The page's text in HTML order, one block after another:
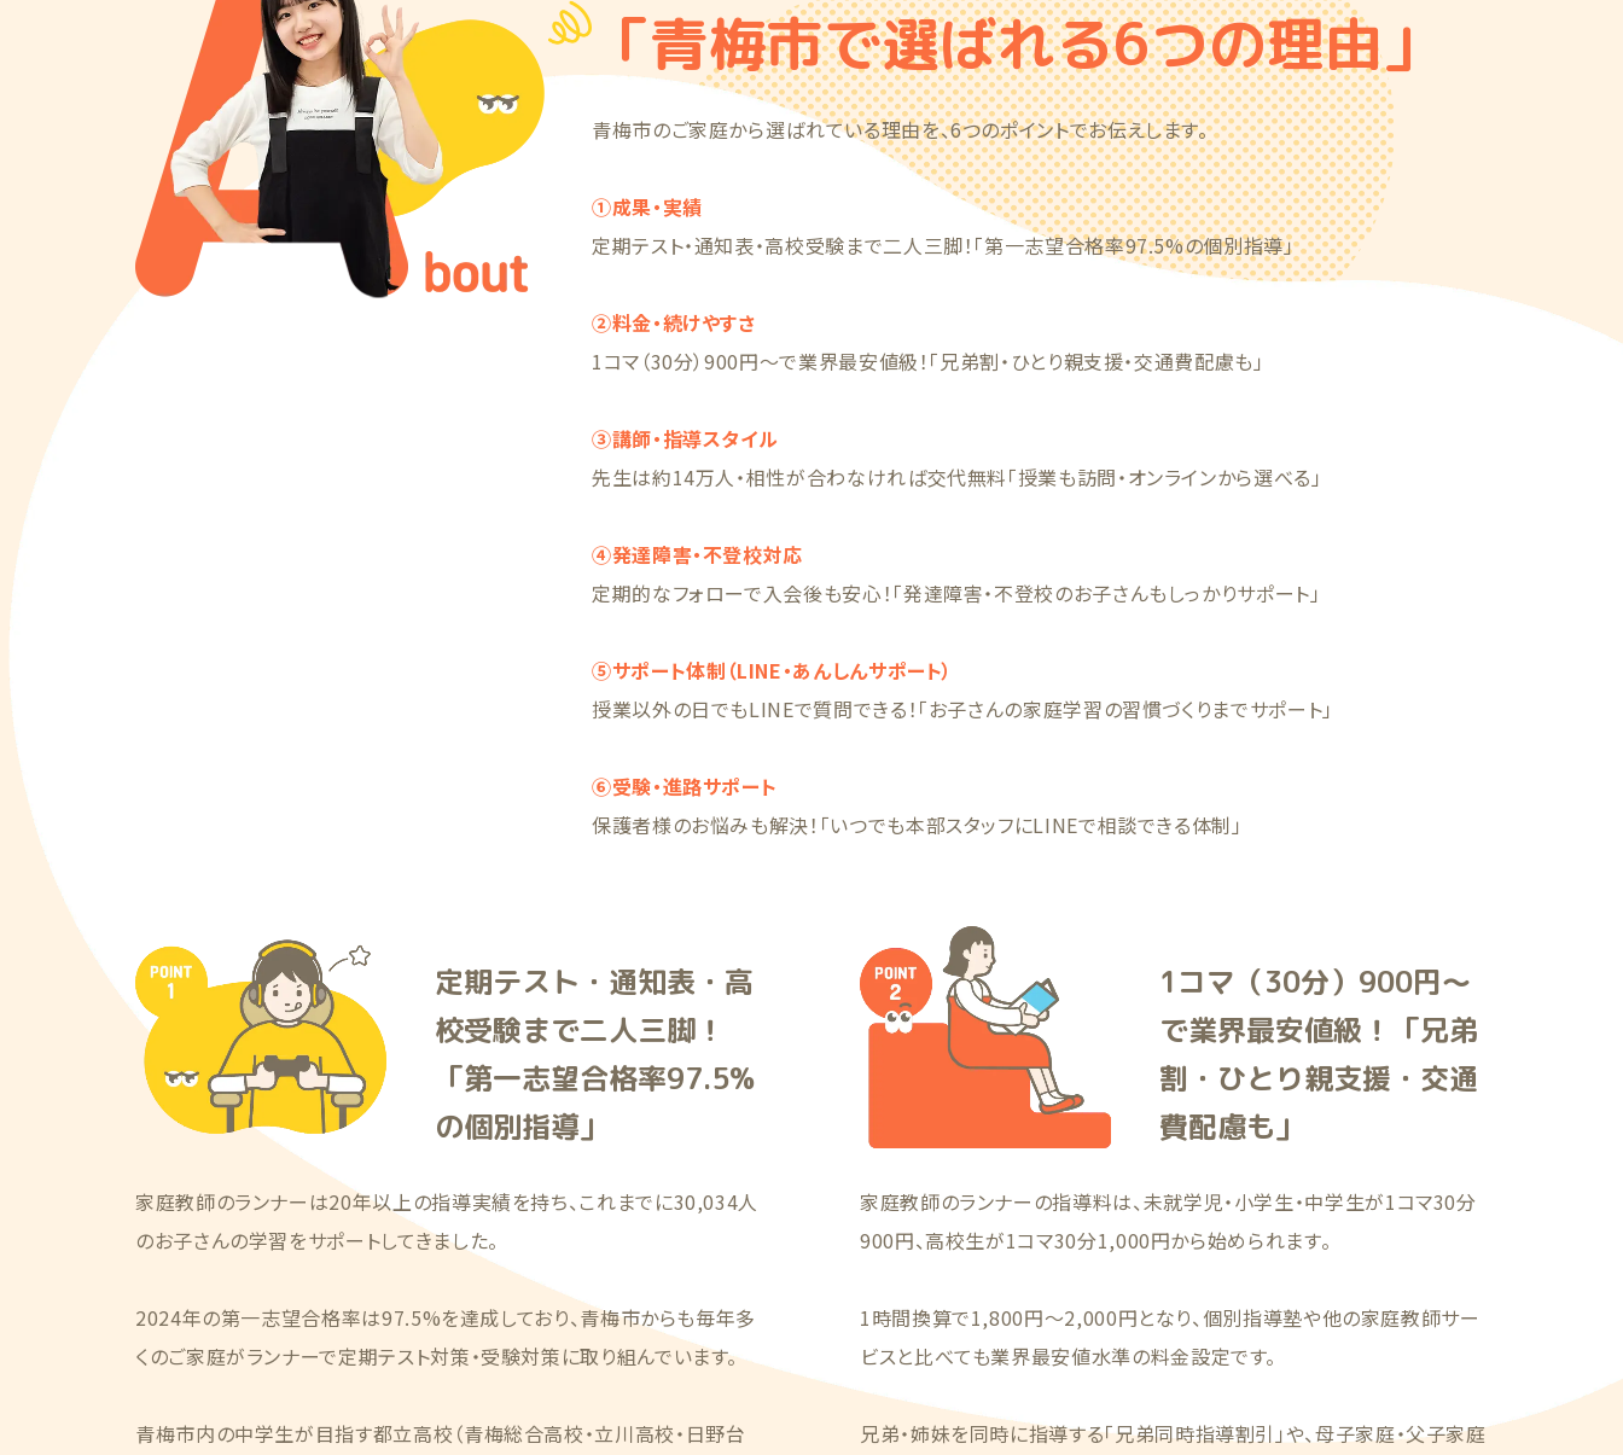
「青梅市で選ばれる6つの理由」
青梅市のご家庭から選ばれている理由を、6つのポイントでお伝えします。
①成果・実績
定期テスト・通知表・高校受験まで二人三脚！「第一志望合格率97.5%の個別指導」
②料金・続けやすさ
1コマ（30分）900円〜で業界最安値級！「兄弟割・ひとり親支援・交通費配慮も」
③講師・指導スタイル
先生は約14万人・相性が合わなければ交代無料「授業も訪問・オンラインから選べる」
④発達障害・不登校対応
定期的なフォローで入会後も安心！「発達障害・不登校のお子さんもしっかりサポート」
⑤サポート体制（LINE・あんしんサポート）
授業以外の日でもLINEで質問できる！「お子さんの家庭学習の習慣づくりまでサポート」
⑥受験・進路サポート
保護者様のお悩みも解決！「いつでも本部スタッフにLINEで相談できる体制」
定期テスト・通知表・高
校受験まで二人三脚！
「第一志望合格率97.5%
の個別指導」
家庭教師のランナーは20年以上の指導実績を持ち、これまでに30,034人
のお子さんの学習をサポートしてきました。
2024年の第一志望合格率は97.5%を達成しており、青梅市からも毎年多
くのご家庭がランナーで定期テスト対策・受験対策に取り組んでいます。
青梅市内の中学生が目指す都立高校（青梅総合高校・立川高校・日野台
1コマ（30分）900円〜
で業界最安値級！「兄弟
割・ひとり親支援・交通
費配慮も」
家庭教師のランナーの指導料は、未就学児・小学生・中学生が1コマ30分
900円、高校生が1コマ30分1,000円から始められます。
1時間換算で1,800円〜2,000円となり、個別指導塾や他の家庭教師サー
ビスと比べても業界最安値水準の料金設定です。
兄弟・姉妹を同時に指導する「兄弟同時指導割引」や、母子家庭・父子家庭